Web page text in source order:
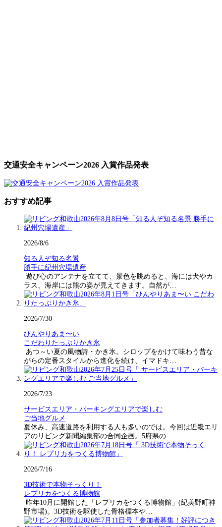
交通安全キャンペーン2026 入賞作品発表
おすすめ記事
2026/8/6
知る人ぞ知る名景
勝手に紀州穴場遺産
遊び心のアンテナを立てて、景色を眺めると、海には犬やカ
ラス、海岸には熊の姿が見えてきます。自然が…
2026/7/30
ひんやりあま〜い
こだわりたっぷりかき氷
あつ～い夏の風物詩・かき氷。シロップをかけて味わう昔な
がらの定番スタイルから進化を続け、イマドキ…
2026/7/23
サービスエリア・パーキングエリアで楽しむ
ご当地グルメ
夏休み、高速道路を利用する人も多いのでは。今回は近畿エリ
アのリビング新聞編集部の合同企画。5府県の…
2026/7/16
3D技術で本物そっくり！
レプリカをつくる博物館
昨年10月に開館した「レプリカをつくる博物館」(紀美野町神
野市場)。3D技術を駆使した骨格標本や…